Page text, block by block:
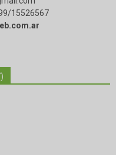
15526567